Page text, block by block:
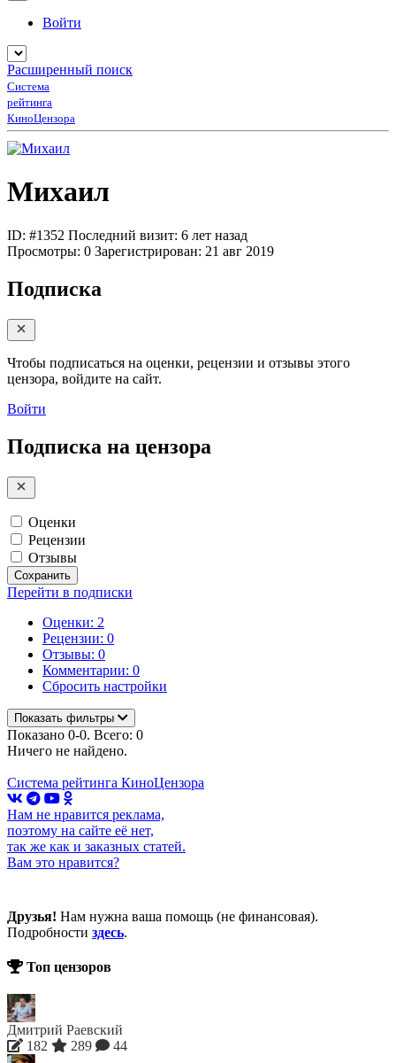
Войти
Расширенный поиск
Система
рейтинга
КиноЦензора
Михаил
ID: #1352 Последний визит: 6 лет назад
Просмотры: 0 Зарегистрирован: 21 авг 2019
Подписка
Чтобы подписаться на оценки, рецензии и отзывы этого
цензора, войдите на сайт.
Войти
Подписка на цензора
Оценки
Рецензии
Отзывы
Сохранить
Перейти в подписки
Оценки: 2
Рецензии: 0
Отзывы: 0
Комментарии: 0
Сбросить настройки
Показать фильтры
Показано 0-0. Всего: 0
Ничего не найдено.
Система рейтинга КиноЦензора
Нам не нравится реклама,
поэтому на сайте её нет,
так же как и заказных статей.
Вам это нравится?
Друзья! Нам нужна ваша помощь (не финансовая).
Подробности здесь.
Топ цензоров
Дмитрий Раевский
182
289 44